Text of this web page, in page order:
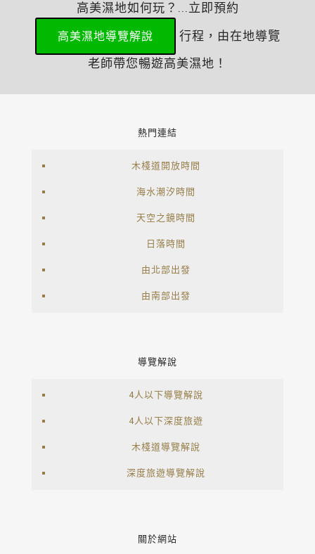
高美濕地如何玩？...立即預約
高美濕地導覽解說
行程，由在地導覽
老師帶您暢遊高美濕地！
熱門連結
木棧道開放時間
海水潮汐時間
天空之鏡時間
日落時間
由北部出發
由南部出發
導覽解說
4人以下導覽解說
4人以下深度旅遊
木棧道導覽解說
深度旅遊導覽解說
關於網站